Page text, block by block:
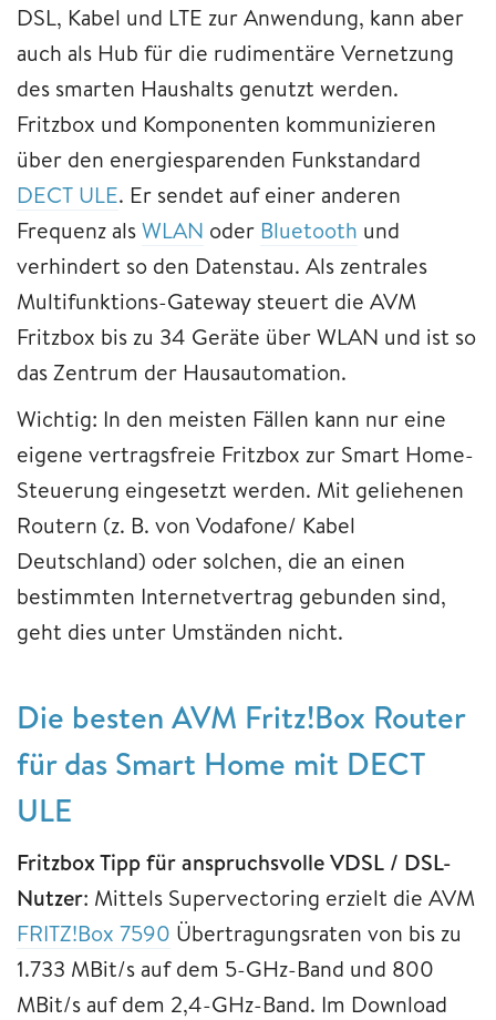
DSL, Kabel und LTE zur Anwendung, kann aber
auch als Hub für die rudimentäre Vernetzung
des smarten Haushalts genutzt werden.
Fritzbox und Komponenten kommunizieren
über den energiesparenden Funkstandard
DECT ULE. Er sendet auf einer anderen
Frequenz alsWLAN oder Bluetooth und
verhindert so den Datenstau. Als zentrales
Multifunktions-Gateway steuert die AVM
Fritzbox bis zu 34 Geräte über WLAN und ist so
das Zentrum der Hausautomation.
Wichtig: In den meisten Fällen kann nur eine
eigene vertragsfreie Fritzbox zur Smart Home-
Steuerung eingesetzt werden. Mit geliehenen
Routern (z. B. von Vodafone/ Kabel
Deutschland) oder solchen, die an einen
bestimmten Internetvertrag gebunden sind,
geht dies unter Umständen nicht.
Die besten AVM Fritz!Box Router
für das Smart Home mit DECT
ULE
Fritzbox Tipp für anspruchsvolle VDSL / DSL-
Nutzer: Mittels Supervectoring erzielt die AVM
FRITZ!Box 7590 Übertragungsraten von bis zu
1.733 MBit/s auf dem 5-GHz-Band und 800
MBit/s auf dem 2,4-GHz-Band. Im Download